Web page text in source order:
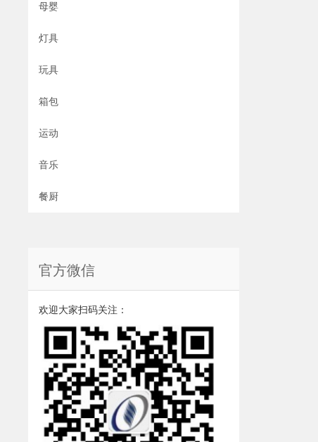
母婴
灯具
玩具
箱包
运动
音乐
餐厨
官方微信
欢迎大家扫码关注：